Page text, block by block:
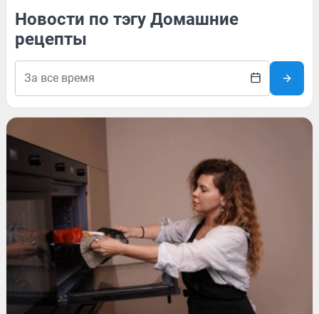
Новости по тэгу Домашние
рецепты